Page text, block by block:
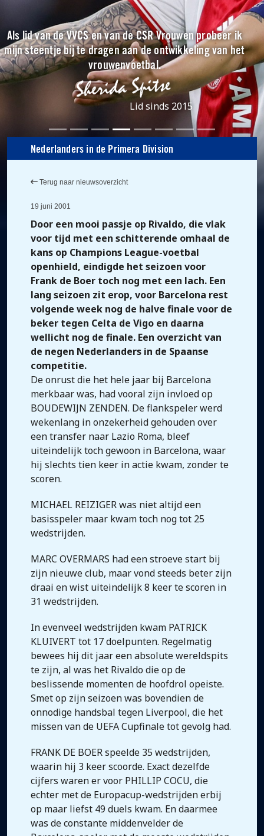
Als lid van de VVCS en van de CSR Vrouwen probeer ik
mijn steentje bij te dragen aan de ontwikkeling van het
vrouwenvoetbal.
Lid sinds 2015
Nederlanders in de Primera Division
Terug naar nieuwsoverzicht
19 juni 2001
Door een mooi passje op Rivaldo, die vlak
voor tijd met een schitterende omhaal de
kans op Champions League-voetbal
openhield, eindigde het seizoen voor
Frank de Boer toch nog met een lach. Een
lang seizoen zit erop, voor Barcelona rest
volgende week nog de halve finale voor de
beker tegen Celta de Vigo en daarna
wellicht nog de finale. Een overzicht van
de negen Nederlanders in de Spaanse
competitie.
De onrust die het hele jaar bij Barcelona
merkbaar was, had vooral zijn invloed op
BOUDEWIJN ZENDEN. De flankspeler werd
wekenlang in onzekerheid gehouden over
een transfer naar Lazio Roma, bleef
uiteindelijk toch gewoon in Barcelona, waar
hij slechts tien keer in actie kwam, zonder te
scoren.
MICHAEL REIZIGER was niet altijd een
basisspeler maar kwam toch nog tot 25
wedstrijden.
MARC OVERMARS had een stroeve start bij
zijn nieuwe club, maar vond steeds beter zijn
draai en wist uiteindelijk 8 keer te scoren in
31 wedstrijden.
In evenveel wedstrijden kwam PATRICK
KLUIVERT tot 17 doelpunten. Regelmatig
bewees hij dit jaar een absolute wereldspits
te zijn, al was het Rivaldo die op de
beslissende momenten de hoofdrol opeiste.
Smet op zijn seizoen was bovendien de
onnodige handsbal tegen Liverpool, die het
missen van de UEFA Cupfinale tot gevolg had.
FRANK DE BOER speelde 35 wedstrijden,
waarin hij 3 keer scoorde. Exact dezelfde
cijfers waren er voor PHILLIP COCU, die
echter met de Europacup-wedstrijden erbij
op maar liefst 49 duels kwam. En daarmee
was de constante middenvelder de